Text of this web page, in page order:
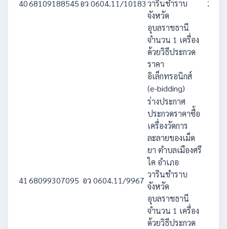
4068109188545อว 0604.11/10183วารินชำราบ
จังหวัด
อุบลราชธานี
จำนวน 1 เครื่อง
ด้วยวิธีประกวด
ราคา
อิเล็กทรอนิกส์
(e-bidding)
41 68099307095 อว 0604.11/9967
ร่างประกาศ
ประกวดราคาซื้อ
เครื่องวัดการ
ละลายของเม็ด
ยา ตำบลเมืองศรี
ไค อำเภอ
วารินชำราบ
จังหวัด
อุบลราชธานี
จำนวน 1 เครื่อง
ด้วยวิธีประกวด